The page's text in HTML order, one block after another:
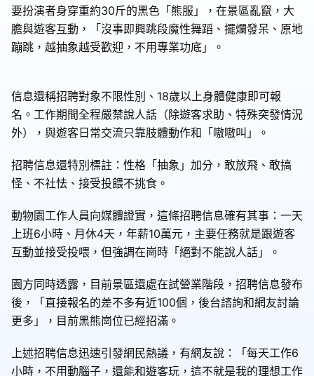
要扮演者身穿重約30斤的黑色「熊服」，在景區亂竄，大
膽與遊客互動，「沒事即興跳段魔性舞蹈、擺爛發呆、原地
蹦跳，越抽象越受歡迎，不用專業功底」。
信息還稱招聘對象不限性別、18歲以上身體健康即可報
名。工作期間全程嚴禁說人話（除遊客求助、特殊突發情況
外），與遊客日常交流只靠肢體動作和「嗷嗷叫」。
招聘信息還特別標註：性格「抽象」加分，敢放飛、敢搞
怪、不社怯、接受投餵不挑食。
動物園工作人員向媒體證實，這條招聘信息確有其事：一天
上班6小時、月休4天，年薪10萬元，主要任務就是跟遊客
互動並接受投喂，但強調在崗時「絕對不能說人話」。
園方同時透露，目前景區還處在試營業階段，招聘信息發布
後，「直接報名的差不多有近100個，後台諮詢和網友討論
更多」，目前黑熊崗位已經招滿。
上述招聘信息迅速引發網民熱議，有網友說：「每天工作6
小時，不用動腦子，還能和遊客玩，這不就是我的理想工作